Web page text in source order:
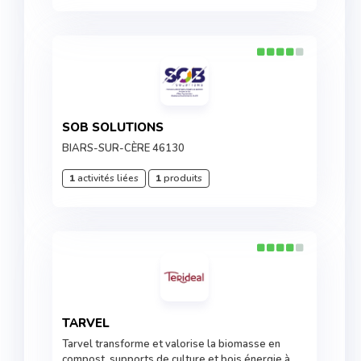
SOB SOLUTIONS
BIARS-SUR-CÈRE 46130
1activités liées 1produits
TARVEL
Tarvel transforme et valorise la biomasse en